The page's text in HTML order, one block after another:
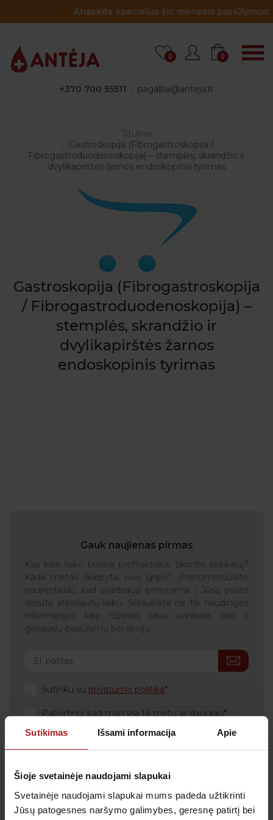
Sutikimas Išsami informacija Apie
Šioje svetainėje naudojami slapukai
Svetainėje naudojami slapukai mums padeda užtikrinti
Jūsų patogesnes naršymo galimybes, geresnę patirtį bei
Atraskite specialius šio mėnesio pasiūlymus!
+370 700 55511 pagalba@anteja.lt
0 0
Titulinis
Gastroskopija (Fibrogastroskopija /
Fibrogastroduodenoskopija) – stemplės, skrandžio ir
dvylikapirštės žarnos endoskopinis tyrimas
Gastroskopija (Fibrogastroskopija
/ Fibrogastroduodenoskopija) –
stemplės, skrandžio ir
dvylikapirštės žarnos
endoskopinis tyrimas
Gauk naujienas pirmas
Kas kiek laiko būtina profilaktiškai tikrintis sveikatą?
Kada metas skiepytis nuo gripo? Prenumeruokite
naujienlaiškį, kad svarbiausi priminimai į Jūsų pašto
dėžutę atkeliautų laiku. Sulauksite ne tik naudingos
informacijos kaip rūpintis savo sveikata, bet ir
geriausių pasiūlymų bei akcijų.
Sutinku su privatumo politika
Patvirtinu, kad man yra 14 metų ar daugiau
Klientų aptarnavimas
Tel.: +370 700 55 511
Tel.: (iš užsienio) 00-370-37-245330